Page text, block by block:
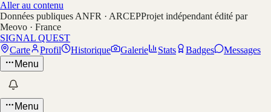
Aller au contenu
Données publiques ANFR · ARCEPProjet indépendant édité par
Meovo · France
SIGNAL QUEST
Carte
Profil Historique Galerie Stats Badges
Messages
Menu
Menu